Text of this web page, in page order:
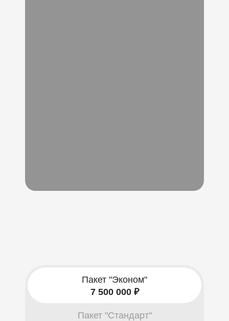
Пакет "Эконом"
7 500 000 ₽
Пакет "Стандарт"